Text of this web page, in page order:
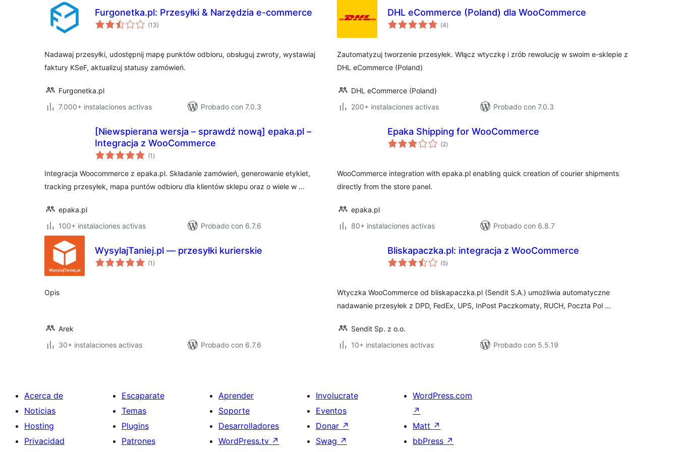
Furgonetka.pl: Przesyłki & Narzędzia e-commerce
(13total
de
)
Nadawaj przesyłki, udostępnij mapę punktów odbioru, obsługuj zwroty, wystawiaj
faktury KSeF, aktualizuj statusy zamówień.
Furgonetka.pl
7.000+ instalaciones activas
Probado con 7.0.3
DHL eCommerce (Poland) dla WooCommerce
(4total
de
)
Zautomatyzuj tworzenie przesyłek. Włącz wtyczkę i zrób rewolucję w swoim e-sklepie z
DHL eCommerce (Poland)
DHL eCommerce (Poland)
200+ instalaciones activas
Probado con 7.0.3
[Niewspierana wersja – sprawdź nową] epaka.pl –
Integracja z WooCommerce
(1 total
de
)
Integracja Woocommerce z epaka.pl. Składanie zamówień, generowanie etykiet,
tracking przesyłek, mapa puntów odbioru dla klientów sklepu oraz o wiele w …
epaka.pl
100+ instalaciones activas
Probado con 6.7.6
Epaka Shipping for WooCommerce
(2total
de
)
WooCommerce integration with epaka.pl enabling quick creation of courier shipments
directly from the store panel.
epaka.pl
80+ instalaciones activas
Probado con 6.8.7
WysylajTaniej.pl — przesyłki kurierskie
(1 total
de
)
Opis
Arek
30+ instalaciones activas
Probado con 6.7.6
Bliskapaczka.pl: integracja z WooCommerce
(5total
de
)
Wtyczka WooCommerce od bliskapaczka.pl (Sendit S.A.) umożliwia automatyczne
nadawanie przesyłek z DPD, FedEx, UPS, InPost Paczkomaty, RUCH, Poczta Pol …
Sendit Sp. z o.o.
10+ instalaciones activas
Probado con 5.5.19
Acerca de
Noticias
Hosting
Privacidad
Escaparate
Temas
Plugins
Patrones
Aprender
Soporte
Desarrolladores
WordPress.tv ↗
Involucrate
Eventos
Donar ↗
Swag ↗
WordPress.com
↗
Matt ↗
bbPress ↗